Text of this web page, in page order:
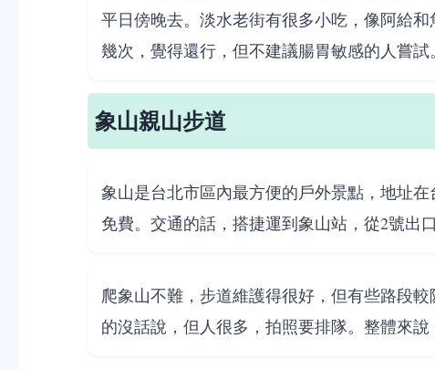
平日傍晚去。淡水老街有很多小吃，像阿給
幾次，覺得還行，但不建議腸胃敏感的人嘗試。
象山親山步道
象山是台北市區內最方便的戶外景點，地址
免費。交通的話，搭捷運到象山站，從2號出
爬象山不難，步道維護得很好，但有些路段
的沒話說，但人很多，拍照要排隊。整體來